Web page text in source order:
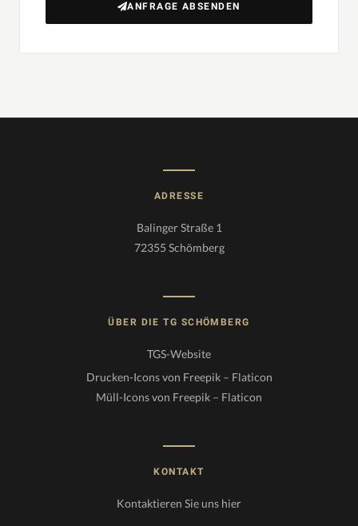
ANFRAGE ABSENDEN
ADRESSE
Balinger Straße 1
72355 Schömberg
ÜBER DIE TG SCHÖMBERG
TGS-Website
Drucken-Icons von Freepik – Flaticon
Müll-Icons von Freepik – Flaticon
KONTAKT
Kontaktieren Sie uns hier